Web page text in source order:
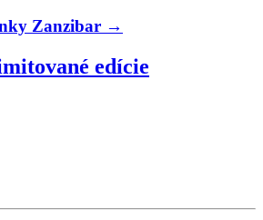
Zanzibar →
edície